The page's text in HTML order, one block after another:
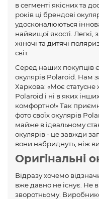
в сегменті якісних та
років ці брендові
удосконалюються
найвищої якості. Легкі,
жіночі та дитячі
світ.
Серед наших покупців
окулярів Polaroid. Нам
Харкова: «Моє статусне
Polaroid і ні в яких
комфортно!» Так
фото своїх окулярів
майже в ідеальному
окулярів - це завжди
вони набриднуть, ніж ви
Оригінальні
Відразу хочемо
вже давно не існує. Не
зворотньому.